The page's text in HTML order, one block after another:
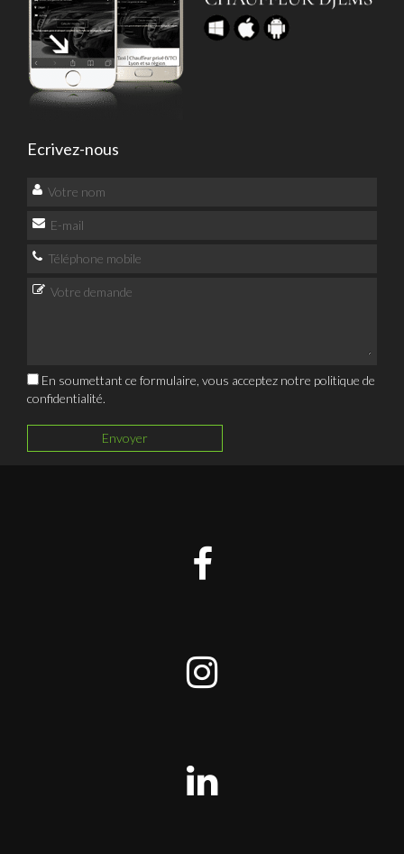
Ecrivez-nous
En soumettant ce formulaire, vous acceptez notre politique de
confidentialité.